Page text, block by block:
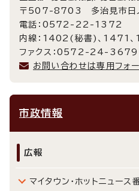
〒507-8703 多治見市日
電話：0572-22-1372
内線：1402(秘書)、1471
ファクス：0572-24-3679
お問い合わせは専用フォ
市政情報
広報
マイタウン・ホットニュース